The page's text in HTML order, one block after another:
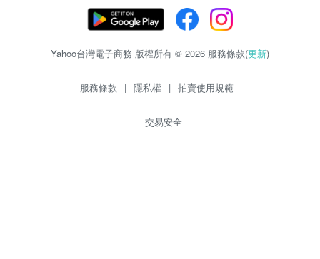
Yahoo台灣電子商務 版權所有 © 2026 服務條款(更新)
服務條款 | 隱私權 | 拍賣使用規範
交易安全